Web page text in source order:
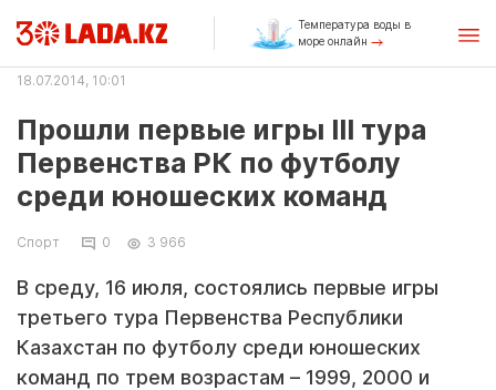
Температура воды в
море онлайн
18.07.2014, 10:01
Прошли первые игры III тура
Первенства РК по футболу
среди юношеских команд
Спорт 0 3 966
В среду, 16 июля, состоялись первые игры
третьего тура Первенства Республики
Казахстан по футболу среди юношеских
команд по трем возрастам – 1999, 2000 и